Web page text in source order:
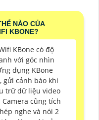
NÀO CỦA
KBONE?
KBone có độ
với góc nhìn
dụng KBone
gửi cảnh báo khi
trữ dữ liệu video
cũng tích
nghe và nói 2